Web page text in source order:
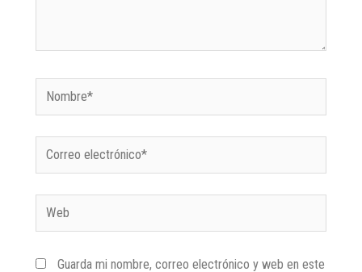
Guarda mi nombre, correo electrónico y web en este